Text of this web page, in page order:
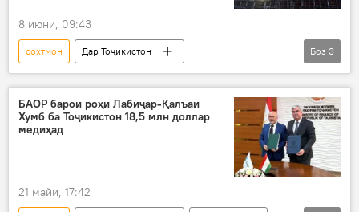
8 июни, 09:43
сохтмон
Дар Тоҷикистон
корҳои сохтмонӣ
манзил
сохтмони манзилҳо
Душанбе
Боз 3
БАОР барои роҳи Лабиҷар-Қалъаи
Хумб ба Тоҷикистон 18,5 млн доллар
медиҳад
21 майи, 17:42